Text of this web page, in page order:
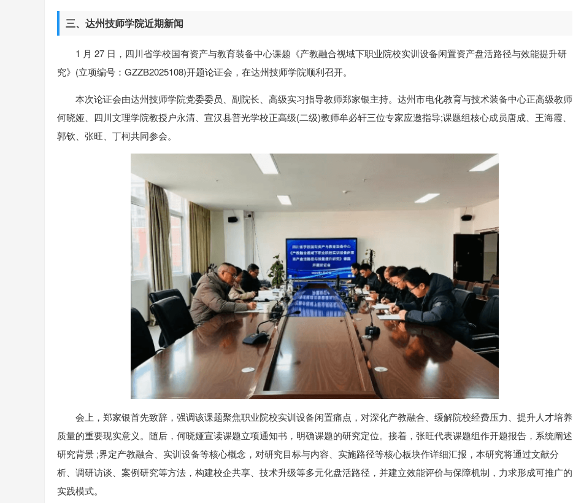
三、达州技师学院近期新闻
1 月 27 日，四川省学校国有资产与教育装备中心课题《产教融合视域下职业院校实训设备闲置资产盘活路径与效能提升研
究》(立项编号：GZZB2025108)开题论证会，在达州技师学院顺利召开。
本次论证会由达州技师学院党委委员、副院长、高级实习指导教师郑家银主持。达州市电化教育与技术装备中心正高级教师
何晓娅、四川文理学院教授户永清、宣汉县普光学校正高级(二级)教师牟必轩三位专家应邀指导;课题组核心成员唐成、王海霞、
郭钦、张旺、丁柯共同参会。
会上，郑家银首先致辞，强调该课题聚焦职业院校实训设备闲置痛点，对深化产教融合、缓解院校经费压力、提升人才培养
质量的重要现实意义。随后，何晓娅宣读课题立项通知书，明确课题的研究定位。接着，张旺代表课题组作开题报告，系统阐述
研究背景 ;界定产教融合、实训设备等核心概念，对研究目标与内容、实施路径等核心板块作详细汇报，本研究将通过文献分
析、调研访谈、案例研究等方法，构建校企共享、技术升级等多元化盘活路径，并建立效能评价与保障机制，力求形成可推广的
实践模式。